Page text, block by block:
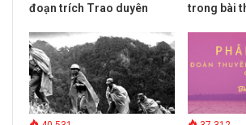
đoạn trích Trao duyên
trong bài